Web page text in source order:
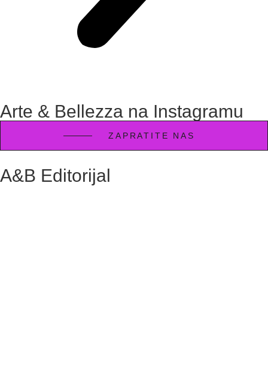
Arte & Bellezza na Instagramu
ZAPRATITE NAS
A&B Editorijal